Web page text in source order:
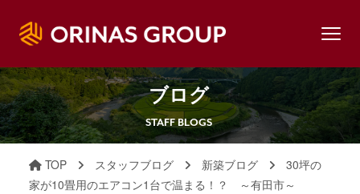
ブログ
STAFF BLOGS
TOP スタッフブログ 新築ブログ
30坪の
家が10畳用のエアコン1台で温まる！？ ～有田市～